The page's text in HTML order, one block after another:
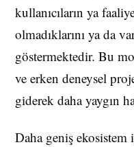
kullanıcıların ya
olmadıklarını ya da
göstermektedir. Bu
ve erken deneysel
giderek daha yaygın
Daha geniş ekosistem